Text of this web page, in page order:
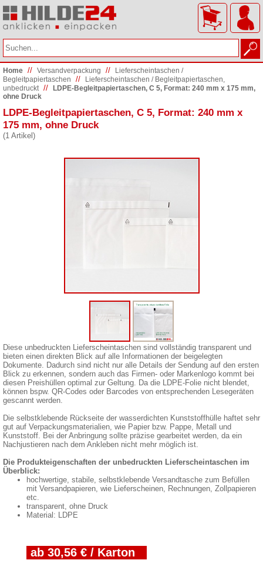
Home // Versand­verpackung //
Lieferscheintaschen /
Begleitpapiertaschen
//
Lieferscheintaschen / Begleitpapiertaschen,
unbedruckt//
LDPE-Begleitpapiertaschen, C 5, Format: 240 mm x 175 mm,
ohne Druck
LDPE-Begleitpapiertaschen, C 5, Format: 240 mm x
175 mm, ohne Druck
(1 Artikel)
Diese unbedruckten Lieferscheintaschen sind vollständig transparent und
bieten einen direkten Blick auf alle Informationen der beigelegten
Dokumente. Dadurch sind nicht nur alle Details der Sendung auf den ersten
Blick zu erkennen, sondern auch das Firmen- oder Markenlogo kommt bei
diesen Preishüllen optimal zur Geltung. Da die LDPE-Folie nicht blendet,
können bspw. QR-Codes oder Barcodes von entsprechenden Lesegeräten
gescannt werden.
Die selbstklebende Rückseite der wasserdichten Kunststoffhülle haftet sehr
gut auf Verpackungsmaterialien, wie Papier bzw. Pappe, Metall und
Kunststoff. Bei der Anbringung sollte präzise gearbeitet werden, da ein
Nachjustieren nach dem Ankleben nicht mehr möglich ist.
Die Produkteigenschaften der unbedruckten Lieferscheintaschen im
Überblick:
hochwertige, stabile, selbstklebende Versandtasche zum Befüllen
mit Versandpapieren, wie Lieferscheinen, Rechnungen, Zollpapieren
etc.
transparent, ohne Druck
Material: LDPE
ab 30,56 € / Karton